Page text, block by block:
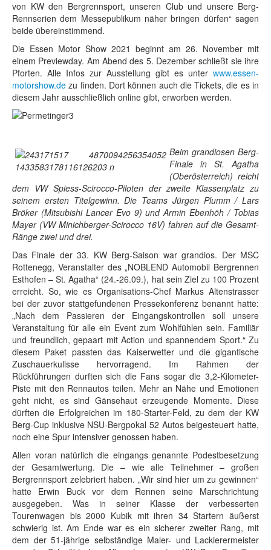
von KW den Bergrennsport, unseren Club und unsere Berg-
Rennserien dem Messepublikum näher bringen dürfen“ sagen
beide übereinstimmend.
Die Essen Motor Show 2021 beginnt am 26. November mit
einem Previewday. Am Abend des 5. Dezember schließt sie ihre
Pforten. Alle Infos zur Ausstellung gibt es unter www.essen-
motorshow.de zu finden. Dort können auch die Tickets, die es in
diesem Jahr ausschließlich online gibt, erworben werden.
Beim grandiosen Berg-
Finale in St. Agatha
(Oberösterreich) reicht
dem VW Spiess-Scirocco-Piloten der zweite Klassenplatz zu
seinem ersten Titelgewinn. Die Teams Jürgen Plumm / Lars
Bröker (Mitsubishi Lancer Evo 9) und Armin Ebenhöh / Tobias
Mayer (VW Minichberger-Scirocco 16V) fahren auf die Gesamt-
Ränge zwei und drei.
Das Finale der 33. KW Berg-Saison war grandios. Der MSC
Rottenegg, Veranstalter des „NOBLEND Automobil Bergrennen
Esthofen – St. Agatha“ (24.-26.09.), hat sein Ziel zu 100 Prozent
erreicht. So, wie es Organisations-Chef Markus Altenstrasser
bei der zuvor stattgefundenen Pressekonferenz benannt hatte:
„Nach dem Passieren der Eingangskontrollen soll unsere
Veranstaltung für alle ein Event zum Wohlfühlen sein. Familiär
und freundlich, gepaart mit Action und spannendem Sport.“ Zu
diesem Paket passten das Kaiserwetter und die gigantische
Zuschauerkulisse hervorragend. Im Rahmen der
Rückführungen durften sich die Fans sogar die 3,2-Kilometer-
Piste mit den Rennautos teilen. Mehr an Nähe und Emotionen
geht nicht, es sind Gänsehaut erzeugende Momente. Diese
dürften die Erfolgreichen im 180-Starter-Feld, zu dem der KW
Berg-Cup inklusive NSU-Bergpokal 52 Autos beigesteuert hatte,
noch eine Spur intensiver genossen haben.
Allen voran natürlich die eingangs genannte Podestbesetzung
der Gesamtwertung. Die – wie alle Teilnehmer – großen
Bergrennsport zelebriert haben. „Wir sind hier um zu gewinnen“
hatte Erwin Buck vor dem Rennen seine Marschrichtung
ausgegeben. Was in seiner Klasse der verbesserten
Tourenwagen bis 2000 Kubik mit ihren 34 Startern äußerst
schwierig ist. Am Ende war es ein sicherer zweiter Rang, mit
dem der 51-jährige selbständige Maler- und Lackierermeister